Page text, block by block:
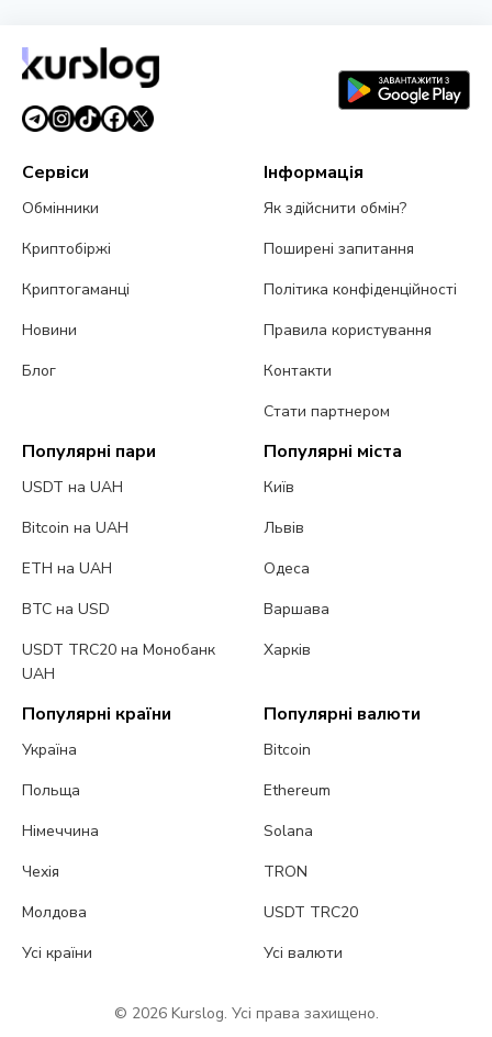
Сервіси
Обмінники
Криптобіржі
Криптогаманці
Новини
Блог
Інформація
Як здійснити обмін?
Поширені запитання
Політика конфіденційності
Правила користування
Контакти
Стати партнером
Популярні пари
USDT на UAH
Bitcoin на UAH
ETH на UAH
BTC на USD
USDT TRC20 на Монобанк
UAH
Популярні міста
Київ
Львів
Одеса
Варшава
Харків
Популярні країни
Україна
Польща
Німеччина
Чехія
Молдова
Усі країни
Популярні валюти
Bitcoin
Ethereum
Solana
TRON
USDT TRC20
Усі валюти
© 2026 Kurslog. Усі права захищено.